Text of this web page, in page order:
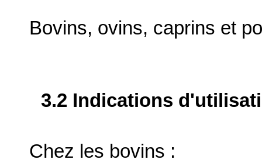
Bovins, ovins, caprins et
3.2 Indications
Chez les bovins :